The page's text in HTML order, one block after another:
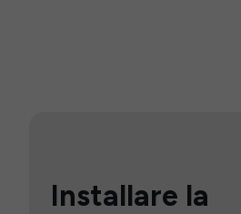
Installare la